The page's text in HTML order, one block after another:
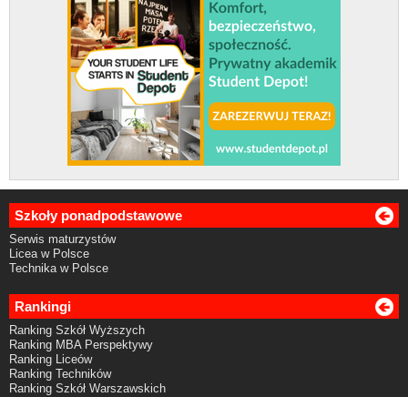
Szkoły ponadpodstawowe
Serwis maturzystów
Licea w Polsce
Technika w Polsce
Rankingi
Ranking Szkół Wyższych
Ranking MBA Perspektywy
Ranking Liceów
Ranking Techników
Ranking Szkół Warszawskich